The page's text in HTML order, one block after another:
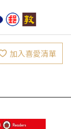
加入喜愛清單